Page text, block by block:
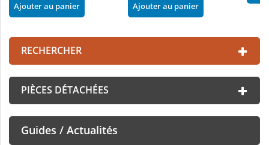
Ajouter au panier Ajouter au panier
RECHERCHER
PIÈCES DÉTACHÉES
Guides / Actualités